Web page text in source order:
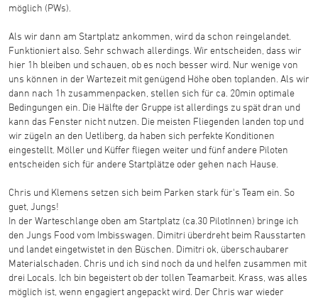
möglich (PWs).
Als wir dann am Startplatz ankommen, wird da schon reingelandet.
Funktioniert also. Sehr schwach allerdings. Wir entscheiden, dass wir
hier 1h bleiben und schauen, ob es noch besser wird. Nur wenige von
uns können in der Wartezeit mit genügend Höhe oben toplanden. Als wir
dann nach 1h zusammenpacken, stellen sich für ca. 20min optimale
Bedingungen ein. Die Hälfte der Gruppe ist allerdings zu spät dran und
kann das Fenster nicht nutzen. Die meisten Fliegenden landen top und
wir zügeln an den Uetliberg, da haben sich perfekte Konditionen
eingestellt. Möller und Küffer fliegen weiter und fünf andere Piloten
entscheiden sich für andere Startplätze oder gehen nach Hause.
Chris und Klemens setzen sich beim Parken stark für's Team ein. So
guet, Jungs!
In der Warteschlange oben am Startplatz (ca.30 PilotInnen) bringe ich
den Jungs Food vom Imbisswagen. Dimitri überdreht beim Rausstarten
und landet eingetwistet in den Büschen. Dimitri ok, überschaubarer
Materialschaden. Chris und ich sind noch da und helfen zusammen mit
drei Locals. Ich bin begeistert ob der tollen Teamarbeit. Krass, was alles
möglich ist, wenn engagiert angepackt wird. Der Chris war wieder